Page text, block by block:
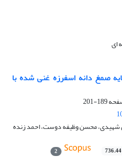
ای
صمغ دانه اسفرزه غنی شده با
189-201
شهیدی، محسن وظیفه دوست، احمد زنده
2